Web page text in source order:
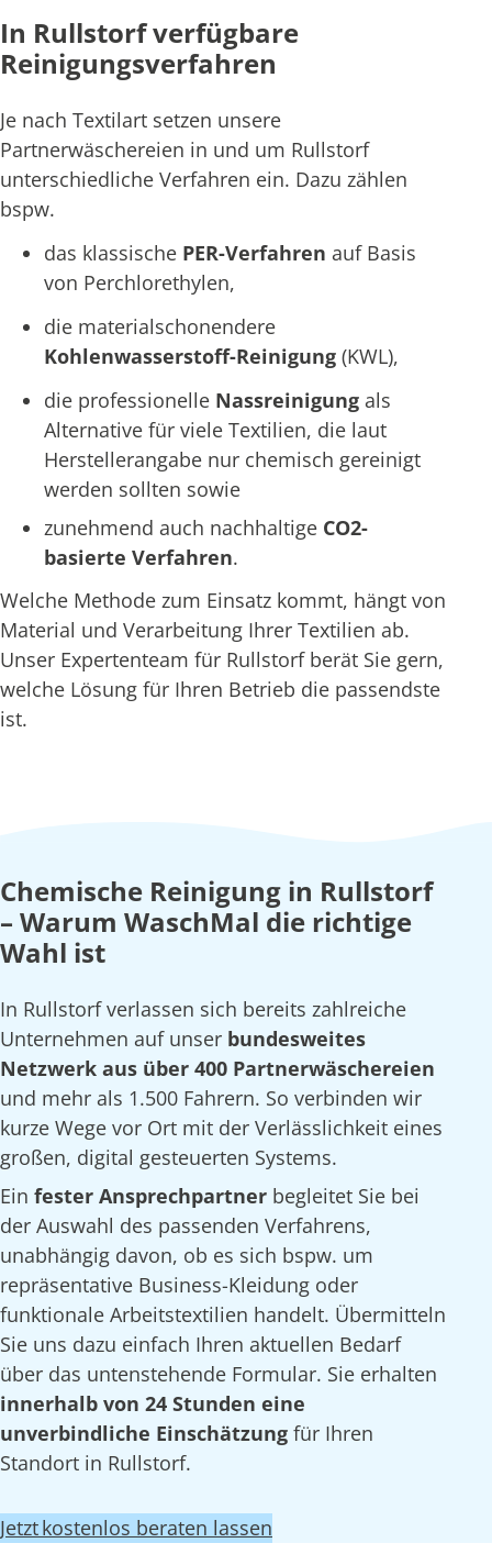
In Rullstorf verfügbare
Reinigungsverfahren
Je nach Textilart setzen unsere
Partnerwäschereien in und um Rullstorf
unterschiedliche Verfahren ein. Dazu zählen
bspw.
das klassische PER-Verfahren auf Basis
von Perchlorethylen,
die materialschonendere
Kohlenwasserstoff-Reinigung (KWL),
die professionelle Nassreinigung als
Alternative für viele Textilien, die laut
Herstellerangabe nur chemisch gereinigt
werden sollten sowie
zunehmend auch nachhaltige CO2-
basierte Verfahren.
Welche Methode zum Einsatz kommt, hängt von
Material und Verarbeitung Ihrer Textilien ab.
Unser Expertenteam für Rullstorf berät Sie gern,
welche Lösung für Ihren Betrieb die passendste
ist.
Chemische Reinigung in Rullstorf
– Warum WaschMal die richtige
Wahl ist
In Rullstorf verlassen sich bereits zahlreiche
Unternehmen auf unser bundesweites
Netzwerk aus über 400 Partnerwäschereien
und mehr als 1.500 Fahrern. So verbinden wir
kurze Wege vor Ort mit der Verlässlichkeit eines
großen, digital gesteuerten Systems.
Ein fester Ansprechpartner begleitet Sie bei
der Auswahl des passenden Verfahrens,
unabhängig davon, ob es sich bspw. um
repräsentative Business-Kleidung oder
funktionale Arbeitstextilien handelt. Übermitteln
Sie uns dazu einfach Ihren aktuellen Bedarf
über das untenstehende Formular. Sie erhalten
innerhalb von 24 Stunden eine
unverbindliche Einschätzung für Ihren
Standort in Rullstorf.
Jetzt kostenlos beraten lassen